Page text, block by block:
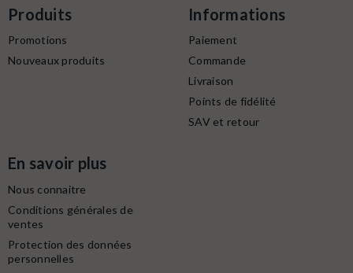
Produits
Promotions
Nouveaux produits
Informations
Paiement
Commande
Livraison
Points de fidélité
SAV et retour
En savoir plus
Nous connaitre
Conditions générales de
ventes
Protection des données
personnelles